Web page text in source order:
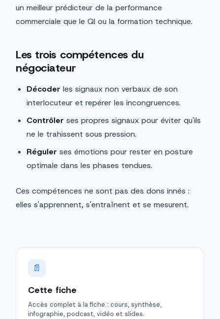
un meilleur prédicteur de la performance
commerciale que le QI ou la formation technique.
Les trois compétences du
négociateur
Décoder les signaux non verbaux de son
interlocuteur et repérer les incongruences.
Contrôler ses propres signaux pour éviter qu'ils
ne le trahissent sous pression.
Réguler ses émotions pour rester en posture
optimale dans les phases tendues.
Ces compétences ne sont pas des dons innés :
elles s'apprennent, s'entraînent et se mesurent.
📄
Cette fiche
Accès complet à la fiche : cours, synthèse,
infographie, podcast, vidéo et slides.